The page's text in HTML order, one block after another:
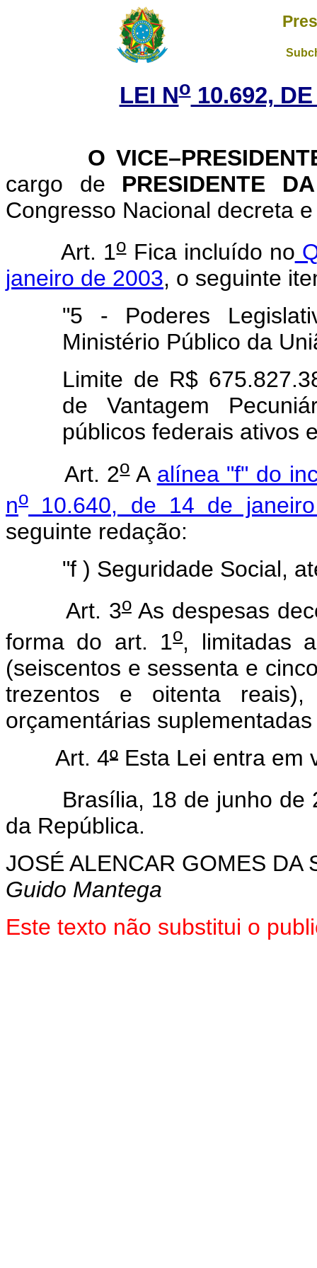
LEI No10.692, DE
O VICE–PRESIDENTE
cargo de PRESIDENTE
Congresso Nacional decreta
Art. 1oFica incluído no
janeiro de 2003, o seguinte
"5 - Poderes
Ministério Público da
Limite de R$
de Vantagem
públicos federais ativos
Art. 2oA alínea "f" do
no 10.640, de 14 de
seguinte redação:
"f ) Seguridade Social,
Art. 3oAs despesas
forma do art. 1o, limitadas
(seiscentos e sessenta e
trezentos e oitenta
orçamentárias
Art. 4º Esta Lei entra em
Brasília, 18 de junho de
da República.
JOSÉ ALENCAR GOMES DA
Guido Mantega
Este texto não substitui o